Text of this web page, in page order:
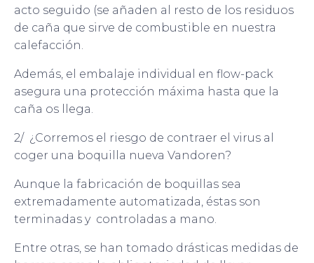
acto seguido (se añaden al resto de los residuos
de caña que sirve de combustible en nuestra
calefacción.
Además, el embalaje individual en flow-pack
asegura una protección máxima hasta que la
caña os llega.
2/ ¿Corremos el riesgo de contraer el virus al
coger una boquilla nueva Vandoren?
Aunque la fabricación de boquillas sea
extremadamente automatizada, éstas son
terminadas y controladas a mano.
Entre otras, se han tomado drásticas medidas de